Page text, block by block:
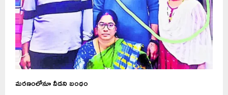
మరణంలోనూ వీడని బంధం